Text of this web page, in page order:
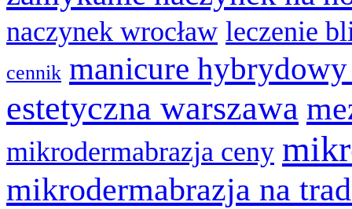
naczynek wrocław leczenie
cennik manicure
estetyczna warszawa
mikrodermabrazja ceny
mikrodermabrazja na